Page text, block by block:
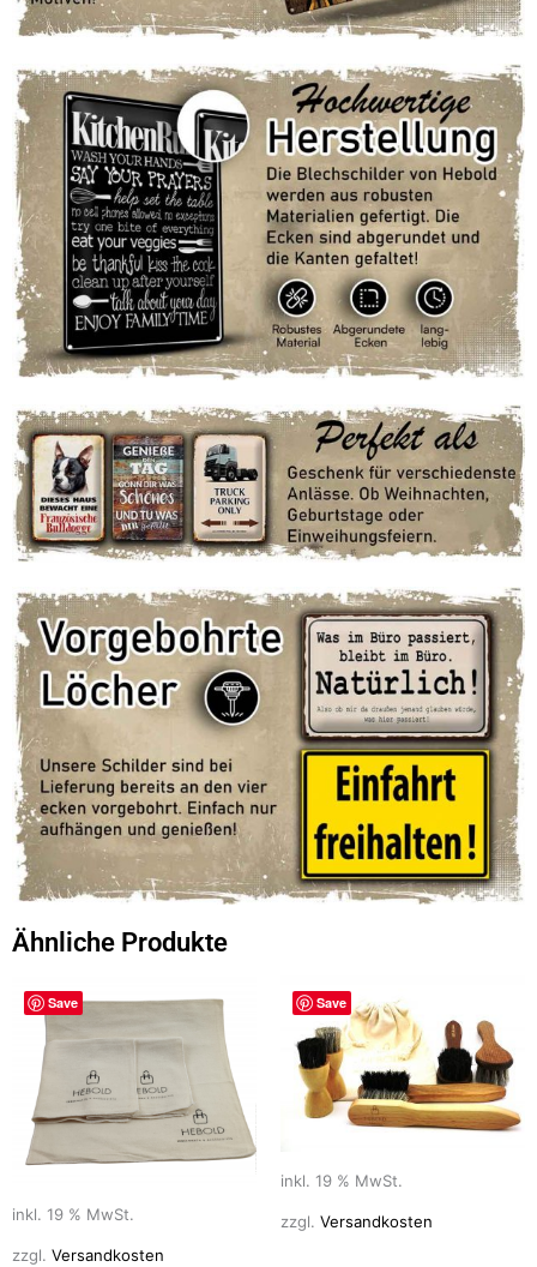
Ähnliche Produkte
Save
inkl. 19 % MwSt.
zzgl. Versandkosten
Save
inkl. 19 % MwSt.
zzgl. Versandkosten